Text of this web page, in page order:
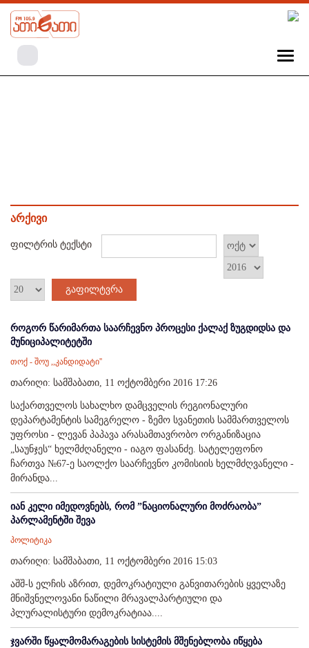
არქივი
ფილტრის ტექსტი
გაფილტვრა
როგორ წარიმართა საარჩევნო პროცესი ქალაქ ზუგდიდსა და
მუნიციპალიტეტში
თოქ - შოუ ,,კანდიდატი''
თარიღი: სამშაბათი, 11 ოქტომბერი 2016 17:26
საქართველოს სახალხო დამცველის რეგიონალური
დეპარტამენტის სამეგრელო - ზემო სვანეთის სამმართველოს
უფროსი - ლევან პაპავა არასამთავრობო ორგანიზაცია
„საუნჯეს“ ხელმძღანელი - იაგო ფასანძე. სატელეფონო
ჩართვა №67-ე საოლქო საარჩევნო კომისიის ხელმძღვანელი -
მირანდა...
იან კელი იმედოვნებს, რომ ”ნაციონალური მოძრაობა”
პარლამენტში შევა
პოლიტიკა
თარიღი: სამშაბათი, 11 ოქტომბერი 2016 15:03
აშშ-ს ელჩის აზრით, დემოკრატიული განვითარების ყველაზე
მნიშვნელოვანი ნაწილი მრავალპარტიული და
პლურალისტური დემოკრატიაა....
ჯვარში წყალმომარაგების სისტემის მშენებლობა იწყება